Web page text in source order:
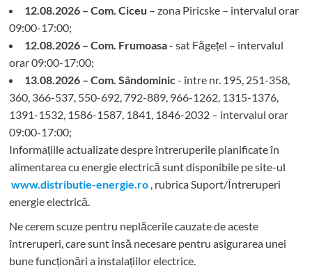
12.08.2026 – Com. Ciceu – zona Piricske – intervalul orar
09:00-17:00;
12.08.2026 – Com. Frumoasa- sat Făgețel – intervalul
orar 09:00-17:00;
13.08.2026 – Com. Sândominic - între nr. 195, 251-358,
360, 366-537, 550-692, 792-889, 966-1262, 1315-1376,
1391-1532, 1586-1587, 1841, 1846-2032 – intervalul orar
09:00-17:00;
Informațiile actualizate despre întreruperile planificate în
alimentarea cu energie electrică sunt disponibile pe site-ul
www.distributie-energie.ro , rubrica Suport/Întreruperi
energie electrică.
Ne cerem scuze pentru neplăcerile cauzate de aceste
întreruperi, care sunt însă necesare pentru asigurarea unei
bune funcționări a instalațiilor electrice.